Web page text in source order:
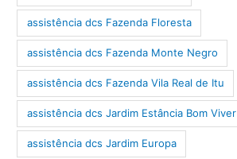
assistência dcs Fazenda Floresta
assistência dcs Fazenda Monte Negro
assistência dcs Fazenda Vila Real de Itu
assistência dcs Jardim Estância Bom Viver
assistência dcs Jardim Europa